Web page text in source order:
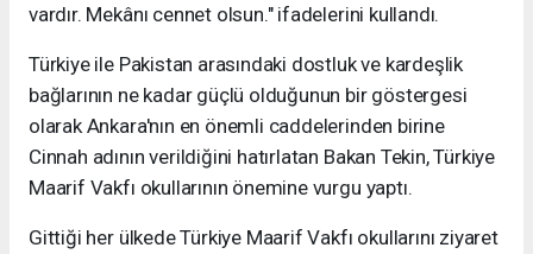
vardır. Mekânı cennet olsun." ifadelerini kullandı.
Türkiye ile Pakistan arasındaki dostluk ve kardeşlik
bağlarının ne kadar güçlü olduğunun bir göstergesi
olarak Ankara'nın en önemli caddelerinden birine
Cinnah adının verildiğini hatırlatan Bakan Tekin, Türkiye
Maarif Vakfı okullarının önemine vurgu yaptı.
Gittiği her ülkede Türkiye Maarif Vakfı okullarını ziyaret